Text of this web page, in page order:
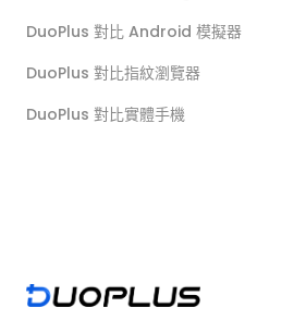
DuoPlus 對比 Android 模擬器
DuoPlus 對比指紋瀏覽器
DuoPlus 對比實體手機